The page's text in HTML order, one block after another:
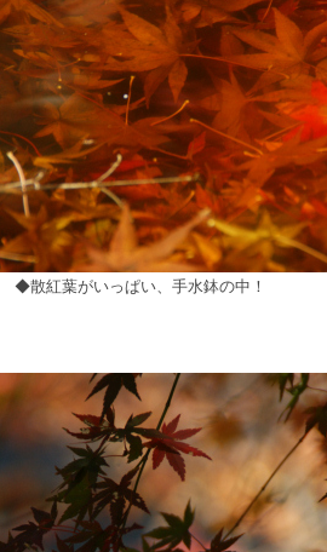
◆散紅葉がいっぱい、手水鉢の中！